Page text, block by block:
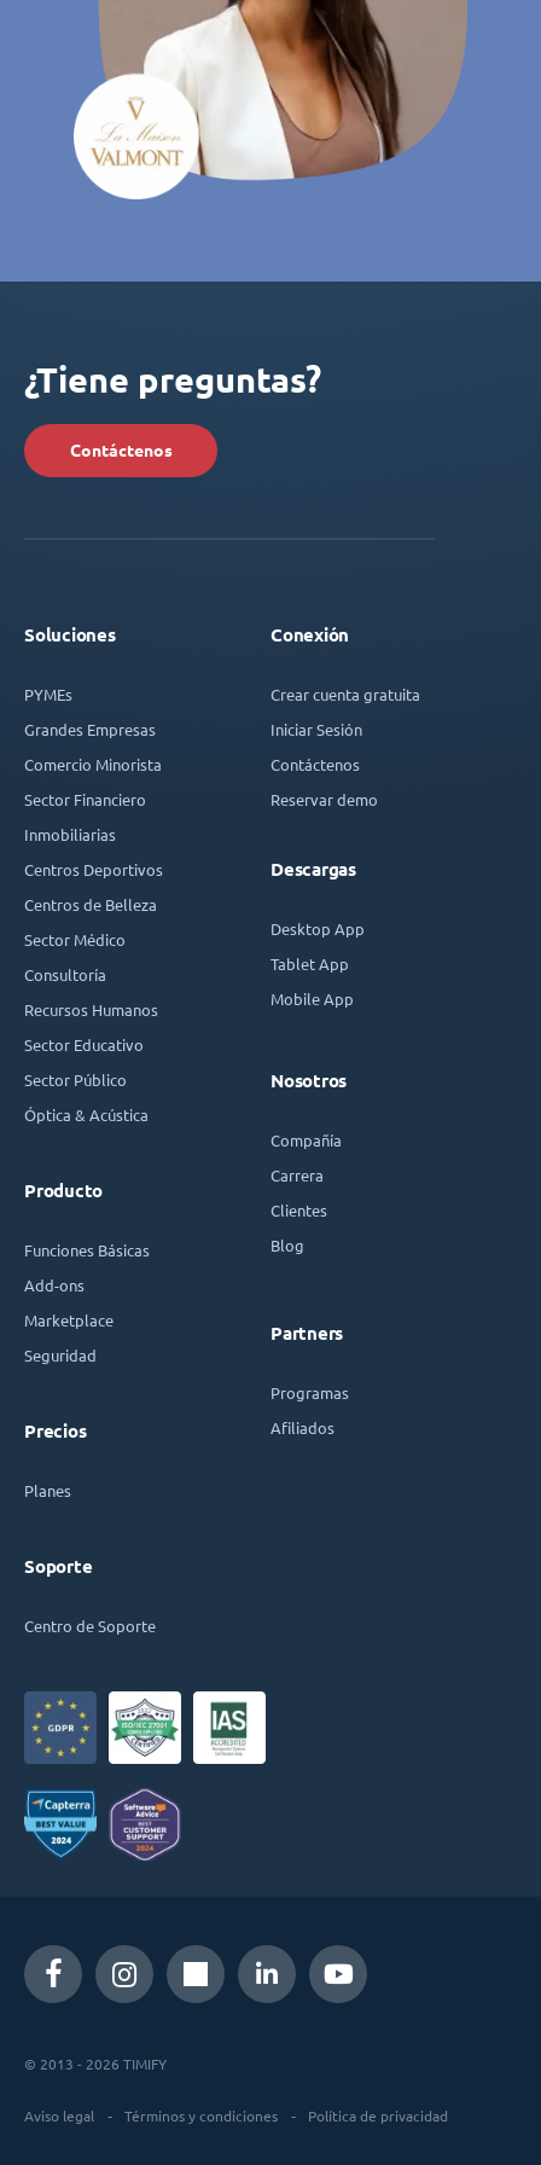
¿Tiene preguntas?
Contáctenos
Soluciones
PYMEs
Grandes Empresas
Comercio Minorista
Sector Financiero
Inmobiliarias
Centros Deportivos
Centros de Belleza
Sector Médico
Consultoría
Recursos Humanos
Sector Educativo
Sector Público
Óptica & Acústica
Producto
Funciones Básicas
Add-ons
Marketplace
Seguridad
Precios
Planes
Soporte
Centro de Soporte
Conexión
Crear cuenta gratuita
Iniciar Sesión
Contáctenos
Reservar demo
Descargas
Desktop App
Tablet App
Mobile App
Nosotros
Compañía
Carrera
Clientes
Blog
Partners
Programas
Afiliados
© 2013 - 2026 TIMIFY
Aviso legal Términos y condiciones Política de privacidad